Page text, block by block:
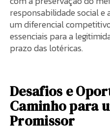
responsabilidade social e
um diferencial
essenciais para a
prazo das lotéricas.
Desafios e
Caminho para
Promissor